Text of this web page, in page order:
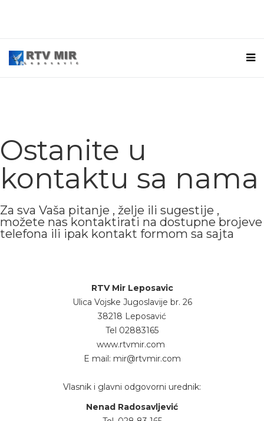
Ostanite u
kontaktu sa nama
Za sva Vaša pitanje , želje ili sugestije ,
možete nas kontaktirati na dostupne brojeve
telefona ili ipak kontakt formom sa sajta
RTV Mir Leposavic
Ulica Vojske Jugoslavije br. 26
38218 Leposavić
Tel 02883165
www.rtvmir.com
E mail: mir@rtvmir.com
Vlasnik i glavni odgovorni urednik:
Nenad Radosavljević